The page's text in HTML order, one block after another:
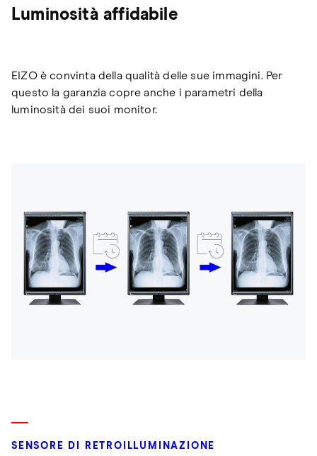
Luminosità affidabile
EIZO è convinta della qualità delle sue immagini. Per
questo la garanzia copre anche i parametri della
luminosità dei suoi monitor.
SENSORE DI RETROILLUMINAZIONE